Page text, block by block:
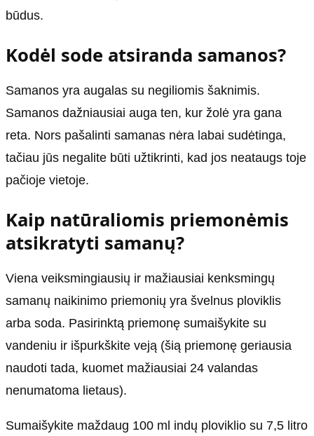
būdus.
Kodėl sode atsiranda samanos?
Samanos yra augalas su negiliomis šaknimis.
Samanos dažniausiai auga ten, kur žolė yra gana
reta. Nors pašalinti samanas nėra labai sudėtinga,
tačiau jūs negalite būti užtikrinti, kad jos neataugs toje
pačioje vietoje.
Kaip natūraliomis priemonėmis
atsikratyti samanų?
Viena veiksmingiausių ir mažiausiai kenksmingų
samanų naikinimo priemonių yra švelnus ploviklis
arba soda. Pasirinktą priemonę sumaišykite su
vandeniu ir išpurkškite veją (šią priemonę geriausia
naudoti tada, kuomet mažiausiai 24 valandas
nenumatoma lietaus).
Sumaišykite maždaug 100 ml indų ploviklio su 7,5 litro